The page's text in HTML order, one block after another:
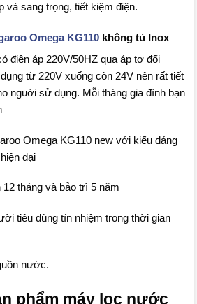
và sang trọng, tiết kiệm điện.
Omega KG110không tủ Inox
điện áp 220V/50HZ qua áp tơ đổi
từ 220V xuống còn 24V nên rất tiết
nguời sử dụng. Mỗi tháng gia đình bạn
Omega KG110 new với kiếu dáng
đại
tháng và bảo trì 5 năm
tiêu dùng tín nhiệm trong thời gian
nước.
phẩm máy lọc nước